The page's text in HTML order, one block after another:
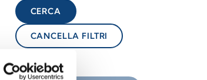
CERCA
CANCELLA FILTRI